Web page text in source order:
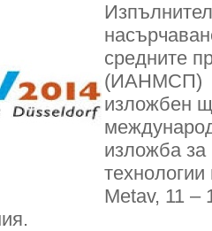
средните
(ИАНМСП)
изложбен
изложба за
Metav, 11 –